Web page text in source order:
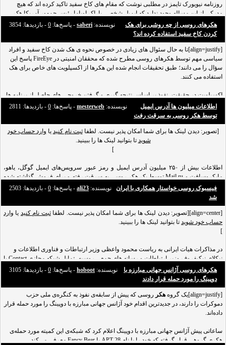
روزنامه نیویورک تایمز در مطلبی نوشت که مقام های کاخ سفید تاکید کرده اند که هیچ
مدرکی از این مساله وجود ندارد که ایمیل شخصی باراک اوباما رئیس جمهور آمریکا هک
شده است ولی هکرهای روسی توانسته اند ایمیل های طبقه بندی نشده و غیرمحرمانه
اوباما را بخوانند. ای
نویسنده: saberi - پاسخ‌ها: 0 - بازدید‌ها: 3854
هکرهای روسی از چه روشی برای هک
کردن کاخ سفید استفاده کرده اند؟
[align=justify]تا به حال سئوال های زیادی در خصوص نحوه ی هک شدن کاخ سفید و افراد
سیاسی مهم توسط هکرهای روسی مطرح شده که محققان امنیتی در FireEye پاسخ این
سؤال را می دانند؛ طبق تحقیقات انجام شده این هکرها از اکسپلویت های خاص برای هک
استفاده می کنند.
اکسپلویت در حقیقت، نفوذ بر اساس نتیجه گیری و گرفتن خروجی های حاصل از برنامه ها
و ابزارها است. به عبارت دیگر اکسپلویت کدی برای سوء استفاده از حفره های امنیتی در
برنامه های کاربردی سیستم عامل ها، هسته سیستم عامل ها، وب سرور و در کل نرم
نویسنده: mesterweb - پاسخ‌ها: 0 - بازدید‌ها: 2811
اطلاعات میلیون ها آدرس ایمیل
توسط هکر روسی به سرقت رفت
[تصویر: دیدن لینک ها برای شما امکان پذیر نیست. لطفاثبت نام کنید یا وارد حساب خود
شوید تا بتوانید لینک ها را ببینید.
]
اطلاعات بیش از ۲۵۰ میلیون آدرس ایمیل و رمز عبور سرویس‌های ایمیل گوگل، یاهو،
مایکروسافت و Mail.ru توسط یک هکر روسی به سرقت رفته و برای فروش گذاشته شده
است.
آدرس‌های ایمیل گوگل، یاهو و مایکروسافت می‌شود. این شرکت امنیتی هنگامی به این درز
اطلاعاتی پی برد که
نویسنده: ali23 - پاسخ‌ها: 0 - بازدید‌ها: 2503
فیسبوک روسی خواستار همکاری با ایران
شد
[align=center][تصویر: دیدن لینک ها برای شما امکان پذیر نیست. لطفا ثبت نام کنید یا وارد
حساب خود شوید تا بتوانید لینک ها را ببینید.
]
در مذاکرات هیات ایرانی به ریاست محمود واعظی وزیر ارتباطات و فناوری اطلاعات و
نیکلای نیکیفروف وزیر ارتباطات و رسانه های جمعی روسیه، تمایل شبکه مجازی Contact یا
فیس بوک روسی برای همکاری با ایران و شبکه های همتای ایرانی اعلام شد.
مهدی سنایی سفیر جمهوری اسلامی ایران در مسکو برگزار شد، بخش مختلف همکاری
های ارتباطی، اینترنتی، فضای مجاز
نویسنده: hoboot - پاسخ‌ها: 0 - بازدید‌ها: 3105
هکرهای روسی آژانس جهانی مبارزه با
دوپینگ را مورد حمله قرار دادند
[align=justify]یک گروه هکر روسی که پیش از سابقه‌ی نفوذ به کنگره‌ی ملی حزب
دموکرات را دارند، در جدیدترین اقدام خود آژانس جهانی مبارزه با دوپینگ را مورد حمله قرار
داده‌اند.
ساعاتی پیش آژانس جهانی مبارزه با دوپینگ اعلام کرد که شبکه‌ی این کمیته مورد حمله‌ی
هکری گروهی قرار گرفته که خود را با نام APT 28 یا Fancy Bear معرفی می‌کند.